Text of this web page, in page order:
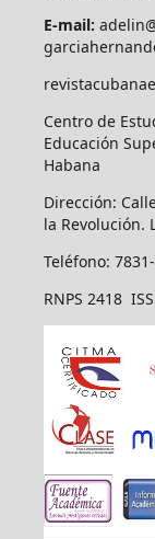
E-mail:
Centro de
Educación
Habana
Dirección:
la Revolución.
Teléfono:
RNPS 2418